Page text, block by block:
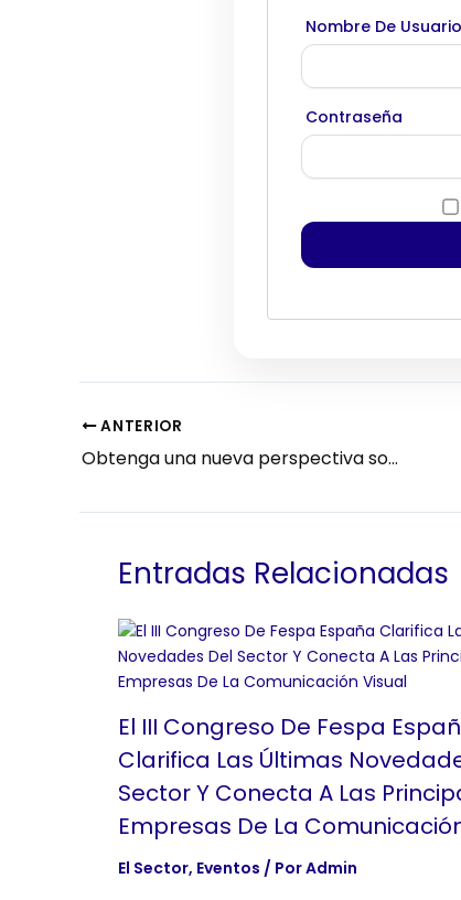
Nombre De
Contraseña
ANTERIOR
Obtenga una nueva perspectiva sobre señalización y comunicaciones visuales en European Sign Expo 2023
Entradas Relacionadas
El III Congreso De Fespa
Clarifica Las Últimas
Sector Y Conecta A Las
Empresas De La
El Sector, Eventos / PorAdmin